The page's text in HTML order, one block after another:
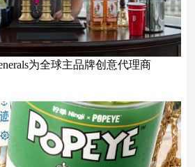
为全球主品牌创意代理商